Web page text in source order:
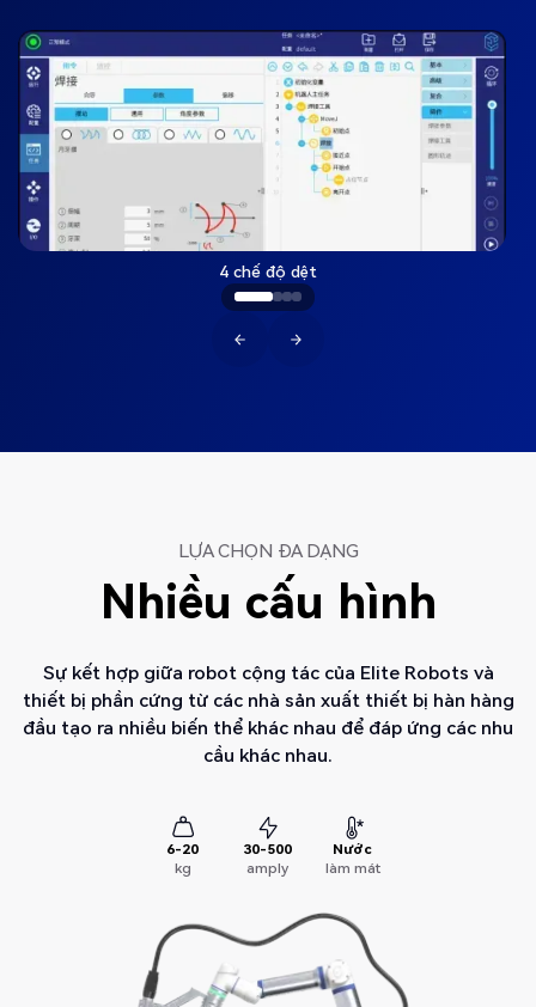
4 chế độ dệt
LỰA CHỌN ĐA DẠNG
Nhiều cấu hình
Sự kết hợp giữa robot cộng tác của Elite Robots và
thiết bị phần cứng từ các nhà sản xuất thiết bị hàn hàng
đầu tạo ra nhiều biến thể khác nhau để đáp ứng các nhu
cầu khác nhau.
6-20
kg
30-500
amply
Nước
làm mát